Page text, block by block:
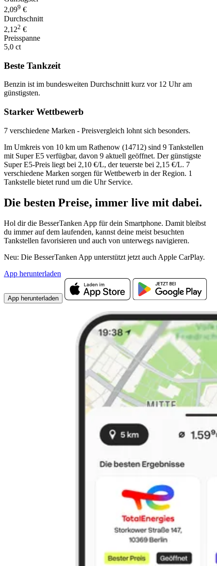
2,099 €
Durchschnitt
2,122 €
Preisspanne
5,0 ct
Beste Tankzeit
Benzin ist im bundesweiten Durchschnitt kurz vor 12 Uhr am
günstigsten.
Starker Wettbewerb
7 verschiedene Marken - Preisvergleich lohnt sich besonders.
Im Umkreis von 10 km um Rathenow (14712) sind 9 Tankstellen
mit Super E5 verfügbar, davon 9 aktuell geöffnet. Der günstigste
Super E5-Preis liegt bei 2,10 €/L, der teuerste bei 2,15 €/L. 7
verschiedene Marken sorgen für Wettbewerb in der Region. 1
Tankstelle bietet rund um die Uhr Service.
Die besten Preise, immer live mit dabei.
Hol dir die BesserTanken App für dein Smartphone. Damit bleibst
du immer auf dem laufenden, kannst deine meist besuchten
Tankstellen favorisieren und auch von unterwegs navigieren.
Neu: Die BesserTanken App unterstützt jetzt auch Apple CarPlay.
App herunterladen
App herunterladen